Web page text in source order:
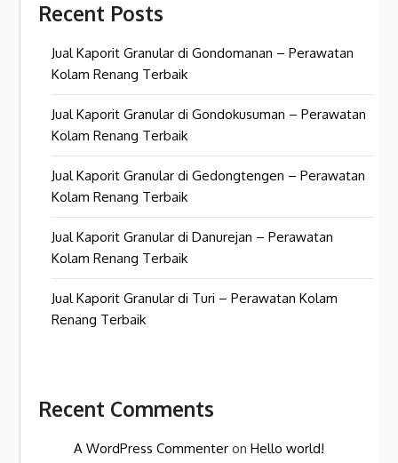
Recent Posts
Jual Kaporit Granular di Gondomanan – Perawatan
Kolam Renang Terbaik
Jual Kaporit Granular di Gondokusuman – Perawatan
Kolam Renang Terbaik
Jual Kaporit Granular di Gedongtengen – Perawatan
Kolam Renang Terbaik
Jual Kaporit Granular di Danurejan – Perawatan
Kolam Renang Terbaik
Jual Kaporit Granular di Turi – Perawatan Kolam
Renang Terbaik
Recent Comments
A WordPress Commenter onHello world!